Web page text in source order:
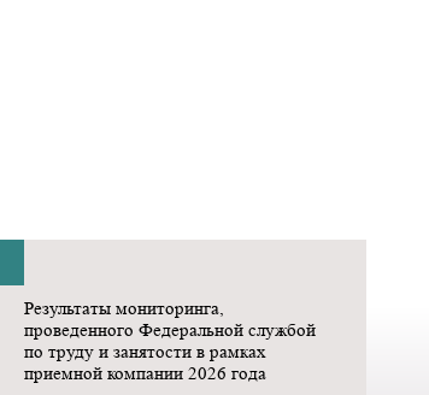
Результаты мониторинга,
проведенного Федеральной службой
по труду и занятости в рамках
приемной компании 2026 года